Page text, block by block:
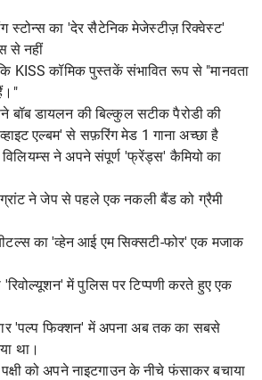
स्टोन्स का 'देर सैटेनिक मेजेस्टीज़ रिक्वेस्ट'
से नहीं
KISS कॉमिक पुस्तकें संभावित रूप से "मानवता
बॉब डायलन की बिल्कुल सटीक पैरोडी की
एल्बम' से सफ़रिंग मेड 1 गाना अच्छा है
विलियम्स ने अपने संपूर्ण 'फ्रेंड्स' कैमियो का
ने जेप से पहले एक नकली बैंड को ग्रैमी
का 'व्हेन आई एम सिक्सटी-फोर' एक मजाक
में पुलिस पर टिप्पणी करते हुए एक
'पल्प फिक्शन' में अपना अब तक का सबसे
था।
को अपने नाइटगाउन के नीचे फंसाकर बचाया